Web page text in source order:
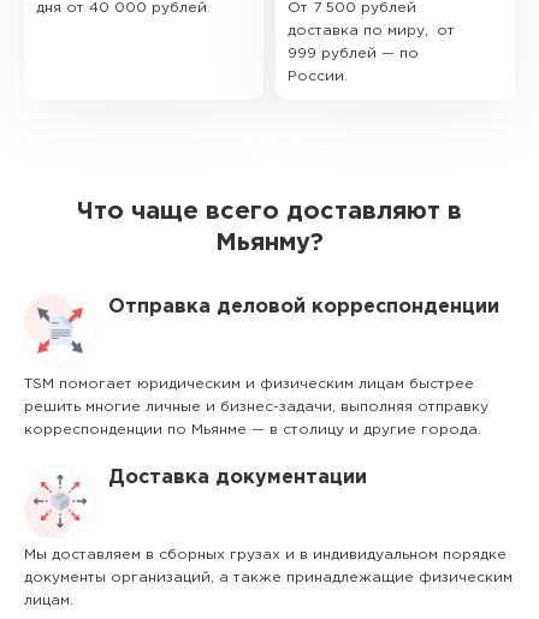
дня от 40 000 рублей
От 7 500 рублей
доставка по миру, от
999 рублей — по
России.
Что чаще всего доставляют в
Мьянму?
Отправка деловой корреспонденции
TSM помогает юридическим и физическим лицам быстрее
решить многие личные и бизнес-задачи, выполняя отправку
корреспонденции по Мьянме — в столицу и другие города.
Доставка документации
Мы доставляем в сборных грузах и в индивидуальном порядке
документы организаций, а также принадлежащие физическим
лицам.